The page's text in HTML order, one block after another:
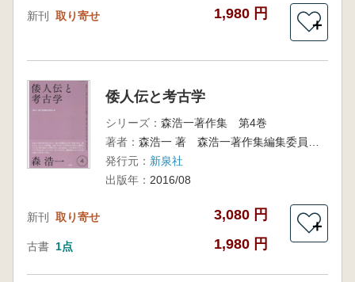
新刊 取り寄せ 1,980 円
＋
倭人伝と考古学
シリーズ： 森浩一著作集 第4巻
著者：
発行元： 新泉社
出版年： 2016/08
新刊 取り寄せ 3,080 円
古書 1点 1,980 円
＋